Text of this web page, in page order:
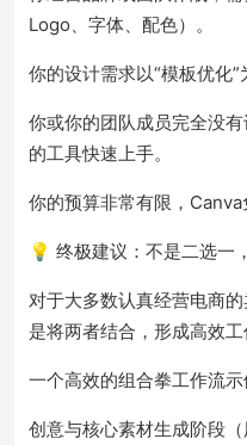
Logo、字体、配色）。
你的设计需求以“模板优化”
你或你的团队成员完全没
的工具快速上手。
你的预算非常有限，Canva
💡 终极建议：不是二选一
对于大多数认真经营电商
是将两者结合，形成高效工
一个高效的组合拳工作流示
创意与核心素材生成阶段（